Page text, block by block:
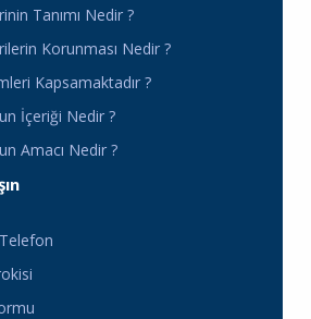
Tanımı Nedir ?
Korunması Nedir ?
Kapsamaktadır ?
İçeriği Nedir ?
Amacı Nedir ?